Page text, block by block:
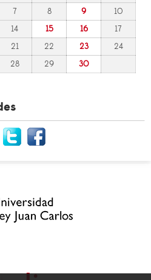
7 8 9
10
14 15 16
17
21 22 23
24
28 29 30